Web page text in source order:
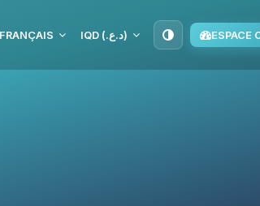
FRANÇAIS IQD (د.ع.‏) ESPACE